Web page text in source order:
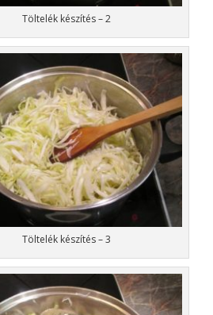
Töltelék készítés – 2
Töltelék készítés – 3